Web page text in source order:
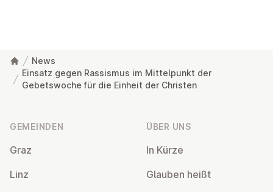
News
Einsatz gegen Rassismus im Mittelpunkt der
Gebetswoche für die Einheit der Christen
GEMEINDEN
Graz
Linz
ÜBER UNS
In Kürze
Glauben heißt